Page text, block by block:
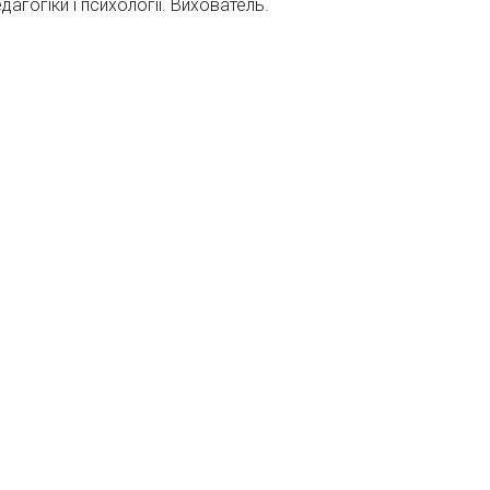
і психології. Вихователь.